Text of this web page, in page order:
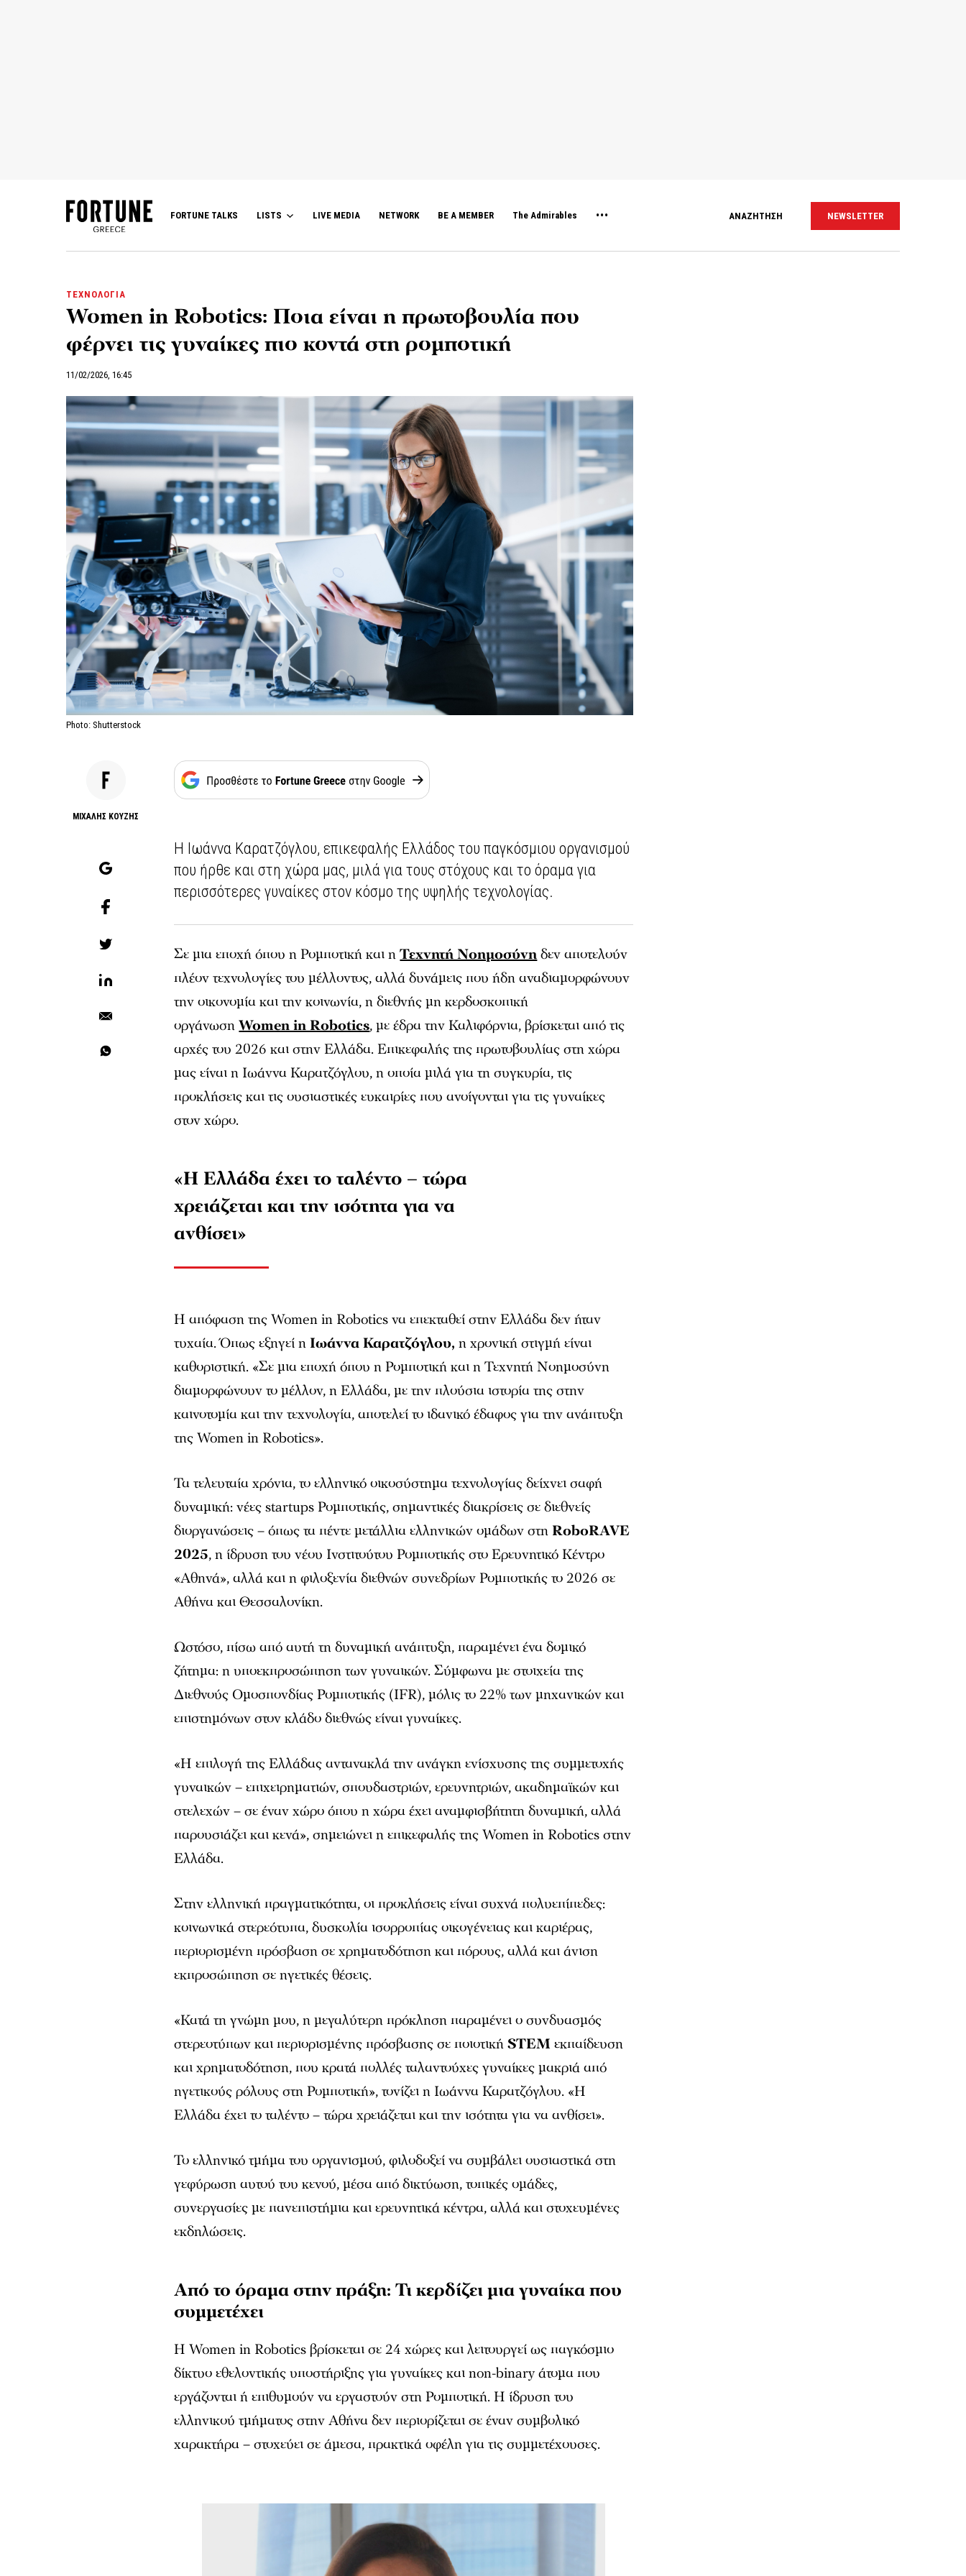
FORTUNE TALKS LISTS LIVE MEDIA NETWORK BE A MEMBER The Admirables ΑΝΑΖΗΤΗΣΗ NEWSLETTER
ΤΕΧΝΟΛΟΓΙΑ
Women in Robotics: Ποια είναι η πρωτοβουλία που
φέρνει τις γυναίκες πιο κοντά στη ρομποτική
11/02/2026, 16:45
Photo: Shutterstock
ΜΙΧΑΛΗΣ ΚΟΥΖΗΣ
Η Ιωάννα Καρατζόγλου, επικεφαλής Ελλάδος του παγκόσμιου οργανισμού
που ήρθε και στη χώρα μας, μιλά για τους στόχους και το όραμα για
περισσότερες γυναίκες στον κόσμο της υψηλής τεχνολογίας.
Σε μια εποχή όπου η Ρομποτική και ηΤεχνητή Νοημοσύνηδεν αποτελούν
πλέον τεχνολογίες του μέλλοντος, αλλά δυνάμεις που ήδη αναδιαμορφώνουν
την οικονομία και την κοινωνία, η διεθνής μη κερδοσκοπική
οργάνωσηWomen in Robotics, με έδρα την Καλιφόρνια, βρίσκεται από τις
αρχές του 2026 και στην Ελλάδα. Επικεφαλής της πρωτοβουλίας στη χώρα
μας είναι η Ιωάννα Καρατζόγλου, η οποία μιλά για τη συγκυρία, τις
προκλήσεις και τις ουσιαστικές ευκαιρίες που ανοίγονται για τις γυναίκες
στον χώρο.
«Η Ελλάδα έχει το ταλέντο – τώρα
χρειάζεται και την ισότητα για να
ανθίσει»
Η απόφαση της Women in Robotics να επεκταθεί στην Ελλάδα δεν ήταν
τυχαία. Όπως εξηγεί η Ιωάννα Καρατζόγλου, η χρονική στιγμή είναι
καθοριστική. «Σε μια εποχή όπου η Ρομποτική και η Τεχνητή Νοημοσύνη
διαμορφώνουν το μέλλον, η Ελλάδα, με την πλούσια ιστορία της στην
καινοτομία και την τεχνολογία, αποτελεί το ιδανικό έδαφος για την ανάπτυξη
της Women in Robotics».
Τα τελευταία χρόνια, το ελληνικό οικοσύστημα τεχνολογίας δείχνει σαφή
δυναμική: νέες startups Ρομποτικής, σημαντικές διακρίσεις σε διεθνείς
διοργανώσεις – όπως τα πέντε μετάλλια ελληνικών ομάδων στη RoboRAVE
2025, η ίδρυση του νέου Ινστιτούτου Ρομποτικής στο Ερευνητικό Κέντρο
«Αθηνά», αλλά και η φιλοξενία διεθνών συνεδρίων Ρομποτικής το 2026 σε
Αθήνα και Θεσσαλονίκη.
Ωστόσο, πίσω από αυτή τη δυναμική ανάπτυξη, παραμένει ένα δομικό
ζήτημα: η υποεκπροσώπηση των γυναικών. Σύμφωνα με στοιχεία της
Διεθνούς Ομοσπονδίας Ρομποτικής (IFR), μόλις το 22% των μηχανικών και
επιστημόνων στον κλάδο διεθνώς είναι γυναίκες.
«Η επιλογή της Ελλάδας αντανακλά την ανάγκη ενίσχυσης της συμμετοχής
γυναικών – επιχειρηματιών, σπουδαστριών, ερευνητριών, ακαδημαϊκών και
στελεχών – σε έναν χώρο όπου η χώρα έχει αναμφισβήτητη δυναμική, αλλά
παρουσιάζει και κενά», σημειώνει η επικεφαλής της Women in Robotics στην
Ελλάδα.
Στην ελληνική πραγματικότητα, οι προκλήσεις είναι συχνά πολυεπίπεδες:
κοινωνικά στερεότυπα, δυσκολία ισορροπίας οικογένειας και καριέρας,
περιορισμένη πρόσβαση σε χρηματοδότηση και πόρους, αλλά και άνιση
εκπροσώπηση σε ηγετικές θέσεις.
«Κατά τη γνώμη μου, η μεγαλύτερη πρόκληση παραμένει ο συνδυασμός
στερεοτύπων και περιορισμένης πρόσβασης σε ποιοτικήSTEM εκπαίδευση
και χρηματοδότηση, που κρατά πολλές ταλαντούχες γυναίκες μακριά από
ηγετικούς ρόλους στη Ρομποτική», τονίζει η Ιωάννα Καρατζόγλου. «Η
Ελλάδα έχει το ταλέντο – τώρα χρειάζεται και την ισότητα για να ανθίσει».
Το ελληνικό τμήμα του οργανισμού, φιλοδοξεί να συμβάλει ουσιαστικά στη
γεφύρωση αυτού του κενού, μέσα από δικτύωση, τοπικές ομάδες,
συνεργασίες με πανεπιστήμια και ερευνητικά κέντρα, αλλά και στοχευμένες
εκδηλώσεις.
Από το όραμα στην πράξη: Τι κερδίζει μια γυναίκα που
συμμετέχει
Η Women in Robotics βρίσκεται σε 24 χώρες και λειτουργεί ως παγκόσμιο
δίκτυο εθελοντικής υποστήριξης για γυναίκες και non-binary άτομα που
εργάζονται ή επιθυμούν να εργαστούν στη Ρομποτική. Η ίδρυση του
ελληνικού τμήματος στην Αθήνα δεν περιορίζεται σε έναν συμβολικό
χαρακτήρα – στοχεύει σε άμεσα, πρακτικά οφέλη για τις συμμετέχουσες.